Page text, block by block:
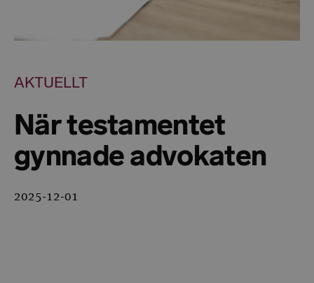
AKTUELLT
När testamentet
gynnade advokaten
2025-12-01